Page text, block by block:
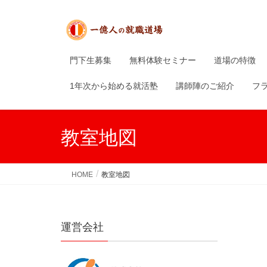
門下生募集 無料体験セミナー 道場の特徴
1年次から始める就活塾 講師陣のご紹介 フ
教室地図
HOME 教室地図
運営会社